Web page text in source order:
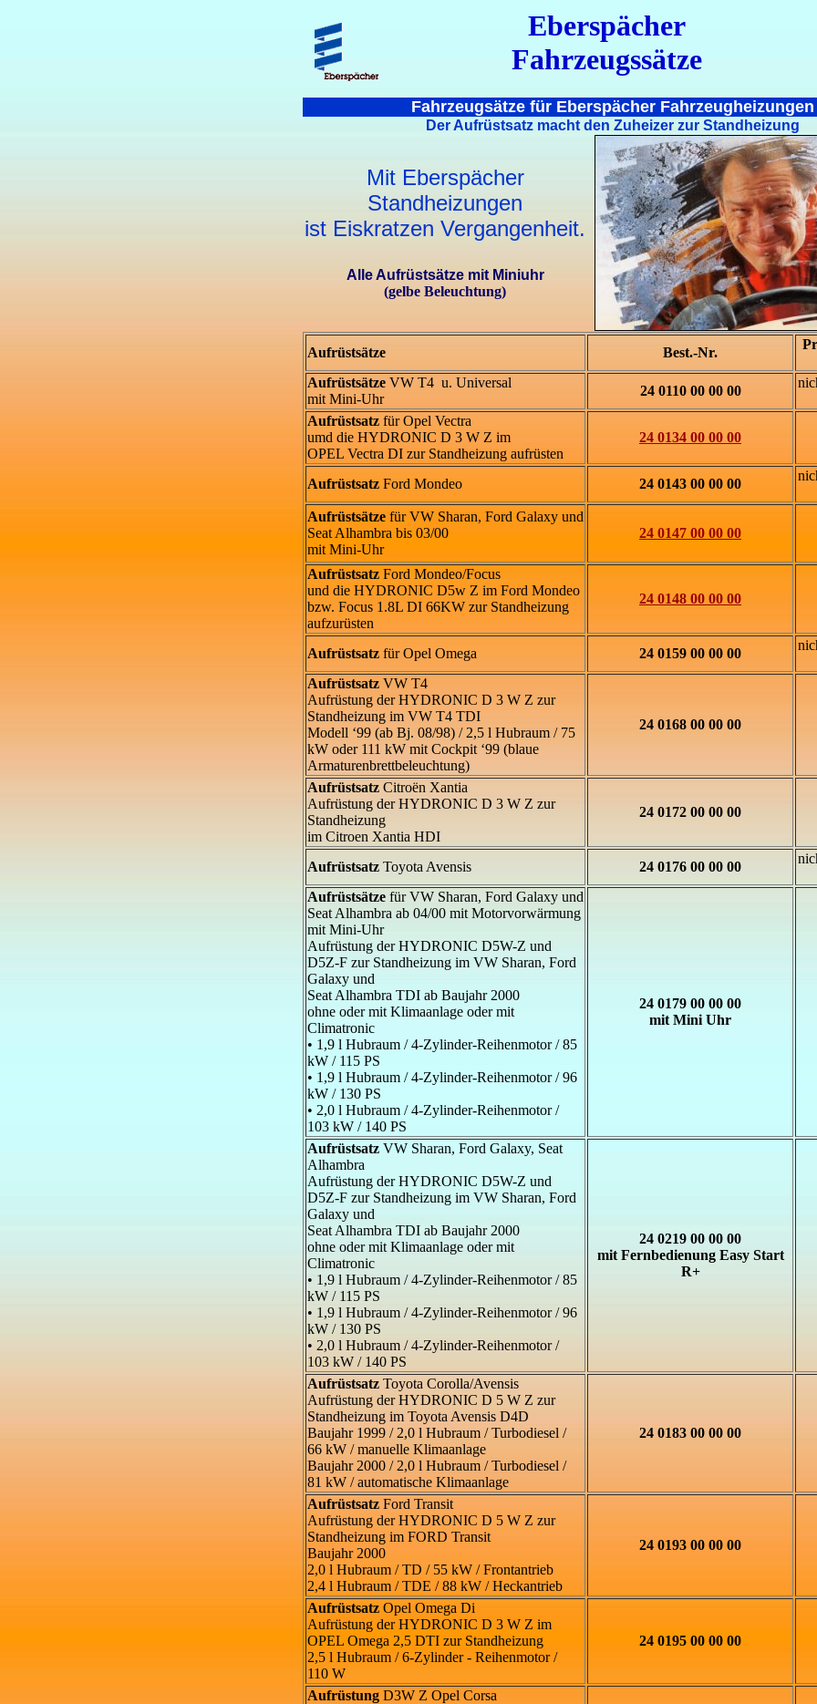
Eberspächer
Fahrzeugssätze
Fahrzeugsätze für Eberspächer Fahrzeugheizungen
Der Aufrüstsatz macht den Zuheizer zur Standheizung
Mit Eberspächer
Standheizungen
ist Eiskratzen Vergangenheit.
Alle Aufrüstsätze mit Miniuhr
(gelbe Beleuchtung)
Aufrüstsätze Best.-Nr.
Aufrüstsätze VW T4 u. Universal
mit Mini-Uhr
24 0110 00 00 00
Aufrüstsatz für Opel Vectra
umd die HYDRONIC D 3 W Z im
OPEL Vectra DI zur Standheizung aufrüsten
24 0134 00 00 00
Aufrüstsatz Ford Mondeo 24 0143 00 00 00
Aufrüstsätze für VW Sharan, Ford Galaxy und
Seat Alhambra bis 03/00
mit Mini-Uhr
24 0147 00 00 00
Aufrüstsatz Ford Mondeo/Focus
und die HYDRONIC D5w Z im Ford Mondeo
bzw. Focus 1.8L DI 66KW zur Standheizung
aufzurüsten
24 0148 00 00 00
Aufrüstsatz für Opel Omega 24 0159 00 00 00
Aufrüstsatz VW T4
Aufrüstung der HYDRONIC D 3 W Z zur
Standheizung im VW T4 TDI
Modell ‘99 (ab Bj. 08/98) / 2,5 l Hubraum / 75
kW oder 111 kW mit Cockpit ‘99 (blaue
Armaturenbrettbeleuchtung)
24 0168 00 00 00
Aufrüstsatz Citroën Xantia
Aufrüstung der HYDRONIC D 3 W Z zur
Standheizung
im Citroen Xantia HDI
24 0172 00 00 00
Aufrüstsatz Toyota Avensis 24 0176 00 00 00
Aufrüstsätze für VW Sharan, Ford Galaxy und
Seat Alhambra ab 04/00 mit Motorvorwärmung
mit Mini-Uhr
Aufrüstung der HYDRONIC D5W-Z und
D5Z-F zur Standheizung im VW Sharan, Ford
Galaxy und
Seat Alhambra TDI ab Baujahr 2000
ohne oder mit Klimaanlage oder mit
Climatronic
• 1,9 l Hubraum / 4-Zylinder-Reihenmotor / 85
kW / 115 PS
• 1,9 l Hubraum / 4-Zylinder-Reihenmotor / 96
kW / 130 PS
• 2,0 l Hubraum / 4-Zylinder-Reihenmotor /
103 kW / 140 PS
24 0179 00 00 00
mit Mini Uhr
Aufrüstsatz VW Sharan, Ford Galaxy, Seat
Alhambra
Aufrüstung der HYDRONIC D5W-Z und
D5Z-F zur Standheizung im VW Sharan, Ford
Galaxy und
Seat Alhambra TDI ab Baujahr 2000
ohne oder mit Klimaanlage oder mit
Climatronic
• 1,9 l Hubraum / 4-Zylinder-Reihenmotor / 85
kW / 115 PS
• 1,9 l Hubraum / 4-Zylinder-Reihenmotor / 96
kW / 130 PS
• 2,0 l Hubraum / 4-Zylinder-Reihenmotor /
103 kW / 140 PS
24 0219 00 00 00
mit Fernbedienung Easy Start
R+
Aufrüstsatz Toyota Corolla/Avensis
Aufrüstung der HYDRONIC D 5 W Z zur
Standheizung im Toyota Avensis D4D
Baujahr 1999 / 2,0 l Hubraum / Turbodiesel /
66 kW / manuelle Klimaanlage
Baujahr 2000 / 2,0 l Hubraum / Turbodiesel /
81 kW / automatische Klimaanlage
24 0183 00 00 00
Aufrüstsatz Ford Transit
Aufrüstung der HYDRONIC D 5 W Z zur
Standheizung im FORD Transit
Baujahr 2000
2,0 l Hubraum / TD / 55 kW / Frontantrieb
2,4 l Hubraum / TDE / 88 kW / Heckantrieb
24 0193 00 00 00
Aufrüstsatz Opel Omega Di
Aufrüstung der HYDRONIC D 3 W Z im
OPEL Omega 2,5 DTI zur Standheizung
2,5 l Hubraum / 6-Zylinder - Reihenmotor /
110 W
24 0195 00 00 00
Aufrüstung D3W Z Opel Corsa